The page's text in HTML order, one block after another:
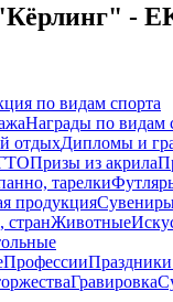
-
по видам спорта
Награды по видам
отдыхДипломы и
Призы из акрила
тарелки
продукция
странЖивотные
Профессии
Гравировка